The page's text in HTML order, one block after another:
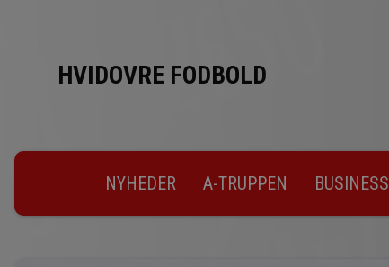
HVIDOVRE FODBOLD
NYHEDER A-TRUPPEN BUSINESS